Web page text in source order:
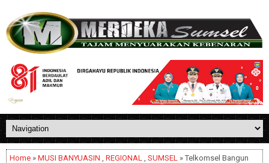
Home » MUSI BANYUASIN , REGIONAL , SUMSEL » Telkomsel Bangun